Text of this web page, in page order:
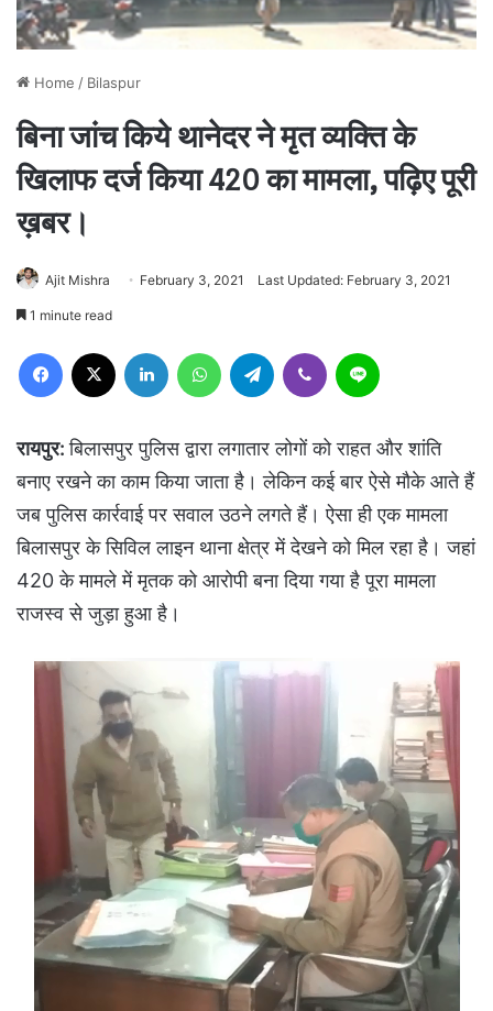
Home / Bilaspur
बिना जांच किये थानेदर ने मृत व्यक्ति के
खिलाफ दर्ज किया 420 का मामला, पढ़िए पूरी
ख़बर।
Ajit Mishra February 3, 2021 Last Updated: February 3, 2021
1 minute read
Facebook LinkedIn WhatsAppTelegram Viber
रायपुर:बिलासपुर पुलिस द्वारा लगातार लोगों को राहत और शांति
बनाए रखने का काम किया जाता है। लेकिन कई बार ऐसे मौके आते हैं
जब पुलिस कार्रवाई पर सवाल उठने लगते हैं। ऐसा ही एक मामला
बिलासपुर के सिविल लाइन थाना क्षेत्र में देखने को मिल रहा है। जहां
420 के मामले में मृतक को आरोपी बना दिया गया है पूरा मामला
राजस्व से जुड़ा हुआ है।